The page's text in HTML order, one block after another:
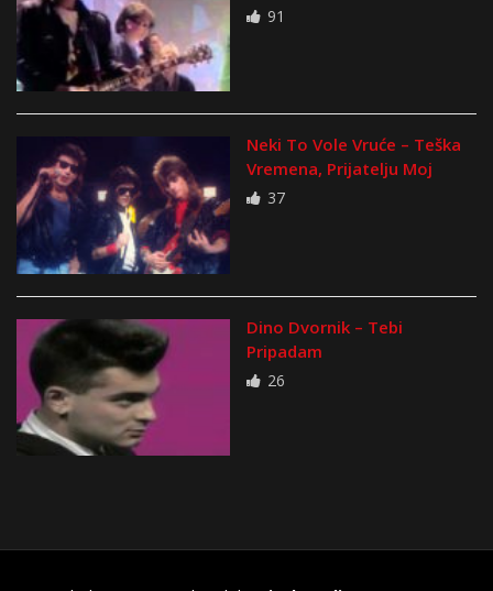
91
Neki To Vole Vruće – Teška
Vremena, Prijatelju Moj
37
Dino Dvornik – Tebi
Pripadam
26